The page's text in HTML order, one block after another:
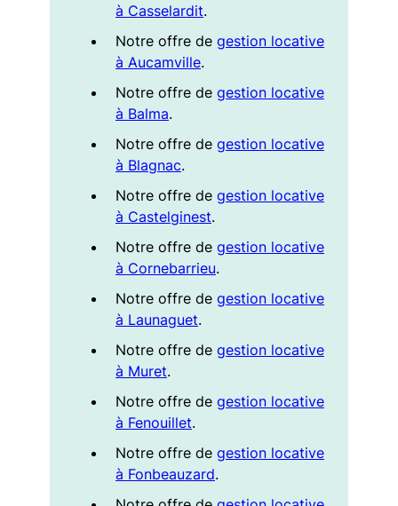
à Casselardit.
Notre offre de gestion locative
à Aucamville.
Notre offre de gestion locative
à Balma.
Notre offre de gestion locative
à Blagnac.
Notre offre de gestion locative
à Castelginest.
Notre offre de gestion locative
à Cornebarrieu.
Notre offre de gestion locative
à Launaguet.
Notre offre de gestion locative
à Muret.
Notre offre de gestion locative
à Fenouillet.
Notre offre de gestion locative
à Fonbeauzard.